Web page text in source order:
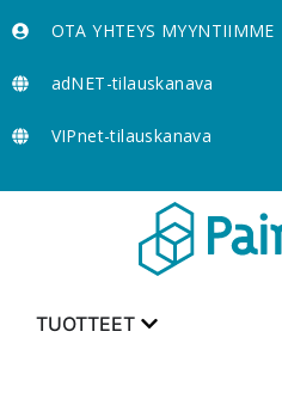
OTA YHTEYS MYYNTIIMME
adNET-tilauskanava
VIPnet-tilauskanava
TUOTTEET